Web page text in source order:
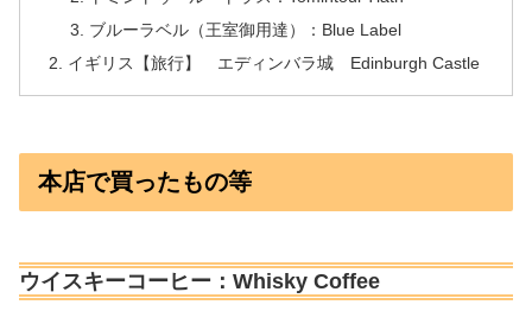
ブルーラベル（王室御用達）：Blue Label
イギリス【旅行】 エディンバラ城 Edinburgh Castle
本店で買ったもの等
ウイスキーコーヒー：Whisky Coffee